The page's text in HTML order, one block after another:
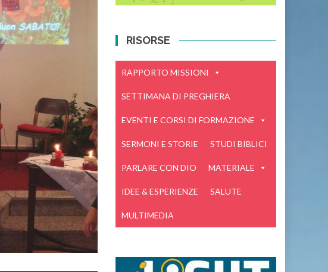
RISORSE
RAPPORTO MISSIONI
SETTIMANA DI PREGHIERA
EVENTI E CORSI DI FORMAZIONE
SERMONI E STORIE STUDI BIBLICI
PARLARE CON DIO MATERIALE
IDEE & ESPERIENZE SALUTE
MULTIMEDIA